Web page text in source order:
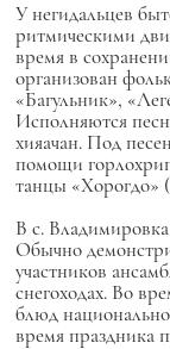
У негидальцев
ритмическими
время в
организован
«Багульник»,
Исполняются
хияачан. Под
помощи
танцы «Хорогдо»
В с.
Обычно
участников
снегоходах. Во
блюд
время праздника